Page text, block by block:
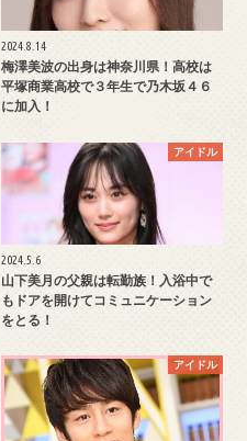
2024.8.14
梅澤美波の出身は神奈川県！高校は
平塚商業高校で３年生で乃木坂４６
に加入！
アイドル
2024.5.6
山下美月の父親は転勤族！入浴中で
もドアを開けてコミュニケーション
をとる！
アイドル